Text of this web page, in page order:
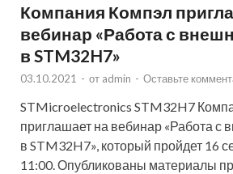
Компания Компэл
вебинар «Работа с
в STM32H7»
03.10.2021 - от admin - Оставьте
STMicroelectronics STM32H7
приглашает на вебинар «Работа с
в STM32H7», который пройдет 16
11:00. Опубликованы материалы